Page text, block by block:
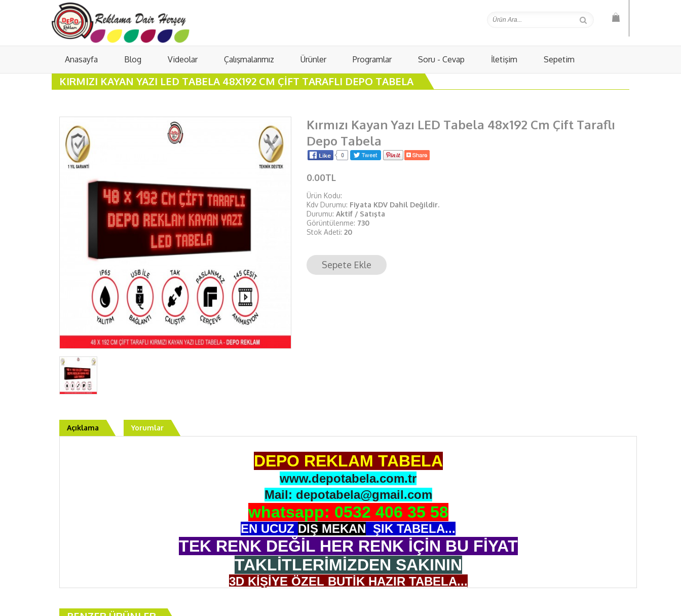
Anasayfa Blog Videolar Çalışmalarımız Ürünler Programlar Soru - Cevap İletişim Sepetim
KIRMIZI KAYAN YAZI LED TABELA 48X192 CM ÇIFT TARAFLI DEPO TABELA
Kırmızı Kayan Yazı LED Tabela 48x192 Cm Çift Taraflı
Depo Tabela
0.00TL
Ürün Kodu:
Kdv Durumu: Fiyata KDV Dahil Değildir.
Durumu: Aktif / Satışta
Görüntülenme: 730
Stok Adeti: 20
Sepete Ekle
Açıklama Yorumlar
DEPO REKLAM TABELA
www.depotabela.com.tr
Mail: depotabela@gmail.com
whatsapp: 0532 406 35 58
EN UCUZ DIŞ MEKAN ŞIK TABELA...
TEK RENK DEĞİL HER RENK İÇİN BU FİYAT
TAKLİTLERİMİZDEN SAKININ
3D KİŞİYE ÖZEL BUTİK HAZIR TABELA...